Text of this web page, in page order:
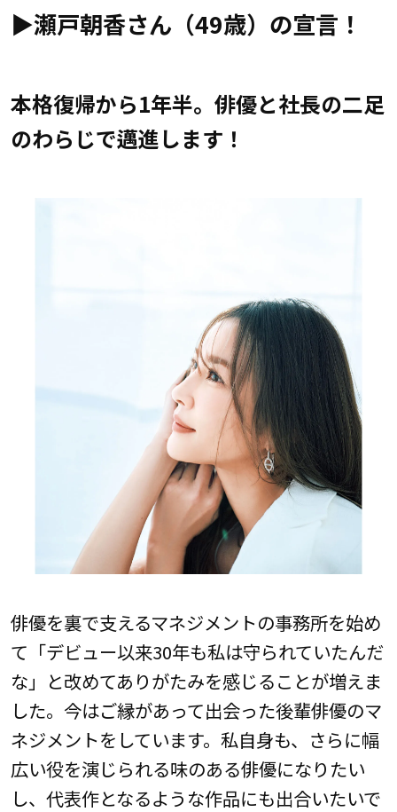
▶︎瀬戸朝香さん（49歳）の宣言！
本格復帰から1年半。俳優と社長の二足
のわらじで邁進します！
俳優を裏で支えるマネジメントの事務所を始め
て「デビュー以来30年も私は守られていたんだ
な」と改めてありがたみを感じることが増えま
した。今はご縁があって出会った後輩俳優のマ
ネジメントをしています。私自身も、さらに幅
広い役を演じられる味のある俳優になりたい
し、代表作となるような作品にも出合いたいで